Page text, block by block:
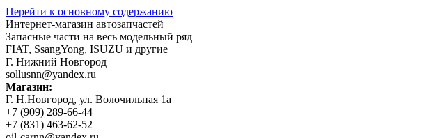
Перейти к основному содержанию
Интернет-магазин автозапчастей
Запасные части на весь модельный ряд
FIAT, SsangYong, ISUZU и другие
Г. Нижний Новгород
sollusnn@yandex.ru
Магазин:
Г. Н.Новгород, ул. Волочильная 1а
+7 (909) 289-66-44
+7 (831) 463-62-52